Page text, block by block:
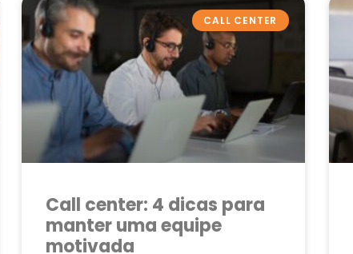
CALL CENTER
Call center: 4 dicas para
manter uma equipe
motivada